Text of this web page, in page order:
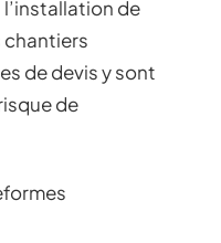
de
chantiers
de devis y sont
de